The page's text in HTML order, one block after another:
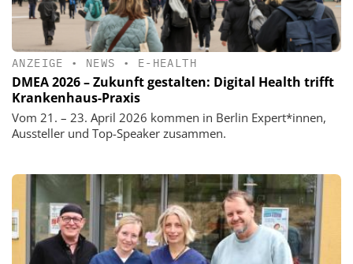
ANZEIGE • NEWS • E-HEALTH
DMEA 2026 – Zukunft gestalten: Digital Health trifft
Krankenhaus-Praxis
Vom 21. – 23. April 2026 kommen in Berlin Expert*innen,
Aussteller und Top-Speaker zusammen.